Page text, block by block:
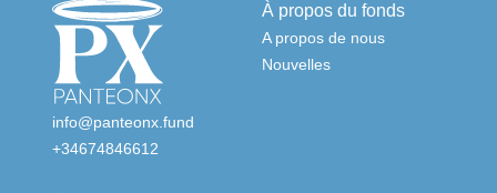
info@panteonx.fund
+34674846612
À propos du fonds
A propos de nous
Nouvelles